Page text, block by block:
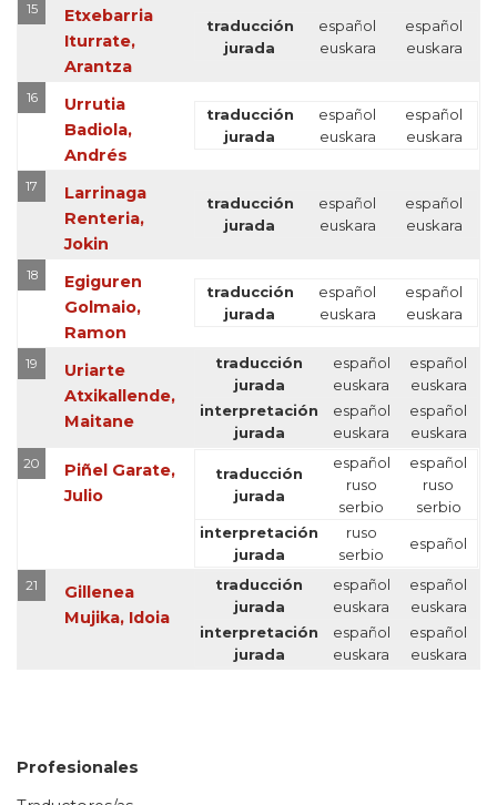
Profesionales
15
Etxebarria
Iturrate,
Arantza
traducción
jurada
español
euskara
español
euskara
16
Urrutia
Badiola,
Andrés
traducción
jurada
español
euskara
español
euskara
17
Larrinaga
Renteria,
Jokin
traducción
jurada
español
euskara
español
euskara
18
Egiguren
Golmaio,
Ramon
traducción
jurada
español
euskara
español
euskara
19
Uriarte
Atxikallende,
Maitane
traducción
jurada
español
euskara
español
euskara
interpretación
jurada
español
euskara
español
euskara
20
Piñel Garate,
Julio
traducción
jurada
español
ruso
serbio
español
ruso
serbio
interpretación
jurada
ruso
serbio
español
21
Gillenea
Mujika, Idoia
traducción
jurada
español
euskara
español
euskara
interpretación
jurada
español
euskara
español
euskara